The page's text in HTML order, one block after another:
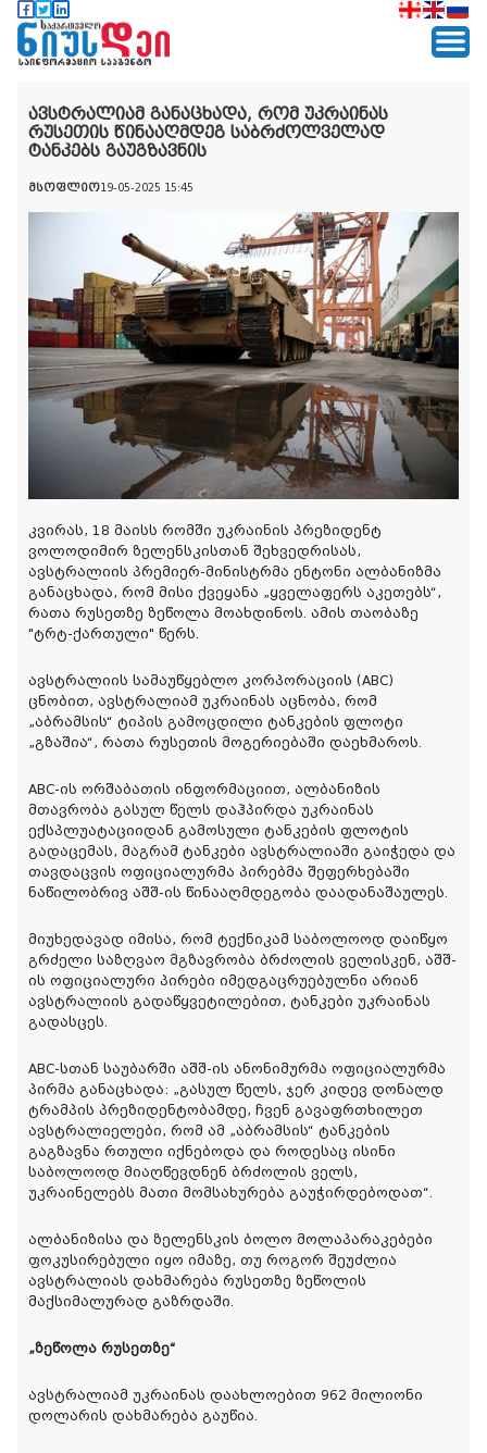
ავსტრალიამ განაცხადა, რომ უკრაინას
რუსეთის წინააღმდეგ საბრძოლველად
ტანკებს გაუგზავნის
მსოფლიო19-05-2025 15:45
კვირას, 18 მაისს რომში უკრაინის პრეზიდენტ
ვოლოდიმირ ზელენსკისთან შეხვედრისას,
ავსტრალიის პრემიერ-მინისტრმა ენტონი ალბანიზმა
განაცხადა, რომ მისი ქვეყანა „ყველაფერს აკეთებს“,
რათა რუსეთზე ზეწოლა მოახდინოს. ამის თაობაზე
"ტრტ-ქართული" წერს.
ავსტრალიის სამაუწყებლო კორპორაციის (ABC)
ცნობით, ავსტრალიამ უკრაინას აცნობა, რომ
„აბრამსის“ ტიპის გამოცდილი ტანკების ფლოტი
„გზაშია“, რათა რუსეთის მოგერიებაში დაეხმაროს.
ABC-ის ორშაბათის ინფორმაციით, ალბანიზის
მთავრობა გასულ წელს დაჰპირდა უკრაინას
ექსპლუატაციიდან გამოსული ტანკების ფლოტის
გადაცემას, მაგრამ ტანკები ავსტრალიაში გაიჭედა და
თავდაცვის ოფიციალურმა პირებმა შეფერხებაში
ნაწილობრივ აშშ-ის წინააღმდეგობა დაადანაშაულეს.
მიუხედავად იმისა, რომ ტექნიკამ საბოლოოდ დაიწყო
გრძელი საზღვაო მგზავრობა ბრძოლის ველისკენ, აშშ-
ის ოფიციალური პირები იმედგაცრუებულნი არიან
ავსტრალიის გადაწყვეტილებით, ტანკები უკრაინას
გადასცეს.
ABC-სთან საუბარში აშშ-ის ანონიმურმა ოფიციალურმა
პირმა განაცხადა: „გასულ წელს, ჯერ კიდევ დონალდ
ტრამპის პრეზიდენტობამდე, ჩვენ გავაფრთხილეთ
ავსტრალიელები, რომ ამ „აბრამსის“ ტანკების
გაგზავნა რთული იქნებოდა და როდესაც ისინი
საბოლოოდ მიაღწევდნენ ბრძოლის ველს,
უკრაინელებს მათი მომსახურება გაუჭირდებოდათ“.
ალბანიზისა და ზელენსკის ბოლო მოლაპარაკებები
ფოკუსირებული იყო იმაზე, თუ როგორ შეუძლია
ავსტრალიას დახმარება რუსეთზე ზეწოლის
მაქსიმალურად გაზრდაში.
„ზეწოლა რუსეთზე“
ავსტრალიამ უკრაინას დაახლოებით 962 მილიონი
დოლარის დახმარება გაუწია.